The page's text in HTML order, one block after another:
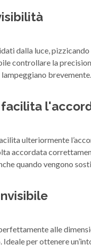
dalla luce,
controllare la
ulteriormente
accordata
quando vengono
alle
per ottenere